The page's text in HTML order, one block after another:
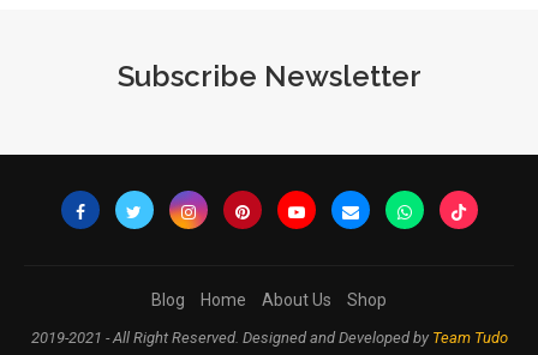
Subscribe Newsletter
Blog Home About Us Shop
2019-2021 - All Right Reserved. Designed and Developed by Team Tudo